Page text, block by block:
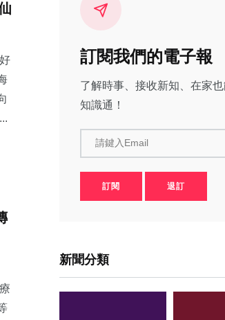
訂閱我們的電子報
了解時事、接收新知、在家也
知識通！
請鍵入Email
訂閱 退訂
新聞分類